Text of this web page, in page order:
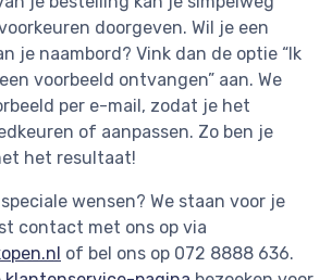
doorgeven. Wil je een
je naambord? Vink dan de optie “Ik
voorbeeld ontvangen” aan. We
per e-mail, zodat je het
of aanpassen. Zo ben je
het resultaat!
wensen? We staan voor je
contact met ons op via
of bel ons op 072 8888 636.